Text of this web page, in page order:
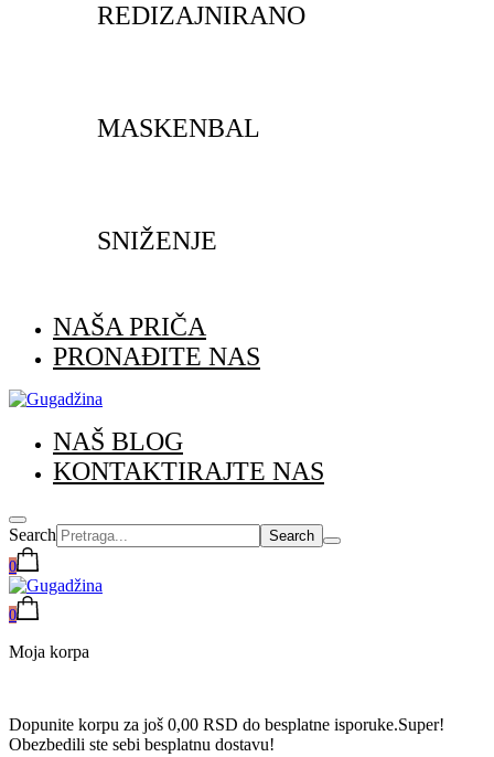
REDIZAJNIRANO
MASKENBAL
SNIŽENJE
NAŠA PRIČA
PRONAĐITE NAS
NAŠ BLOG
KONTAKTIRAJTE NAS
Search
0
0
Moja korpa
Dopunite korpu za još 0,00 RSD do besplatne isporuke.Super!
Obezbedili ste sebi besplatnu dostavu!